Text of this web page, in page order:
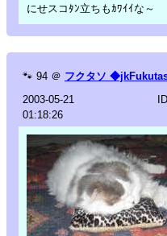
にせスコﾀﾝ立ちもｶﾜｲｲな～
🐾 94 ＠ フクタソ
2003-05-21
01:18:26